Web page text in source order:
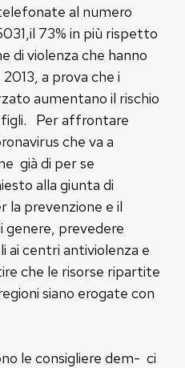
al numero
73% in più rispetto
di violenza che hanno
a prova che i
aumentano il rischio
figli. Per affrontare
che va a
già di per se
alla giunta di
la prevenzione e il
genere, prevedere
centri antiviolenza e
che le risorse ripartite
siano erogate con
le consigliere dem- ci